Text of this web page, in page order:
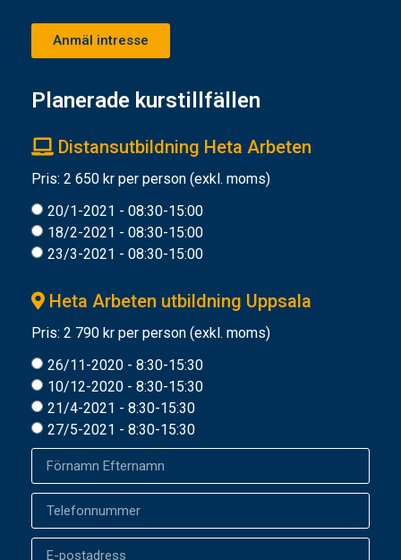
Anmäl intresse
Planerade kurstillfällen
Distansutbildning Heta Arbeten
Pris: 2 650 kr per person (exkl. moms)
20/1-2021 - 08:30-15:00
18/2-2021 - 08:30-15:00
23/3-2021 - 08:30-15:00
Heta Arbeten utbildning Uppsala
Pris: 2 790 kr per person (exkl. moms)
26/11-2020 - 8:30-15:30
10/12-2020 - 8:30-15:30
21/4-2021 - 8:30-15:30
27/5-2021 - 8:30-15:30